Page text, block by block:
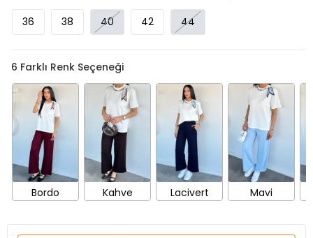
36 38 40 42 44
6 Farklı Renk Seçeneği
Bordo Kahve Lacivert Mavi